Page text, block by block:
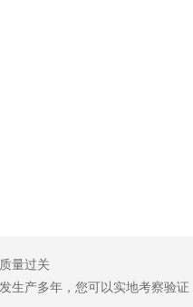
量过关
生产多年，您可以实地考察验